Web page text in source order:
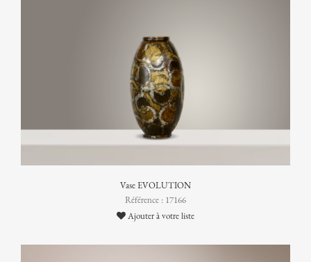
Vase EVOLUTION
Référence : 17166
Ajouter à votre liste